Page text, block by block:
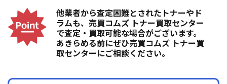
他業者から査定困難とされたトナーやド
ラムも、売買コムズ トナー買取センター
で査定・買取可能な場合がございます。
あきらめる前にぜひ売買コムズ トナー買
取センターにご相談ください。